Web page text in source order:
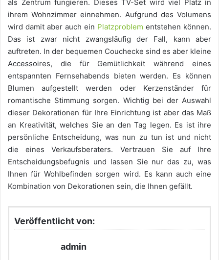
als Zentrum fungieren. Dieses TV-Set wird viel Platz in
ihrem Wohnzimmer einnehmen. Aufgrund des Volumens
wird damit aber auch ein Platzproblem entstehen können.
Das ist zwar nicht zwangsläufig der Fall, kann aber
auftreten. In der bequemen Couchecke sind es aber kleine
Accessoires, die für Gemütlichkeit während eines
entspannten Fernsehabends bieten werden. Es können
Blumen aufgestellt werden oder Kerzenständer für
romantische Stimmung sorgen. Wichtig bei der Auswahl
dieser Dekorationen für Ihre Einrichtung ist aber das Maß
an Kreativität, welches Sie an den Tag legen. Es ist ihre
persönliche Entscheidung, was nun zu tun ist und nicht
die eines Verkaufsberaters. Vertrauen Sie auf Ihre
Entscheidungsbefugnis und lassen Sie nur das zu, was
Ihnen für Wohlbefinden sorgen wird. Es kann auch eine
Kombination von Dekorationen sein, die Ihnen gefällt.
Veröffentlicht von:
admin